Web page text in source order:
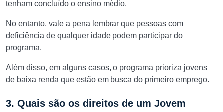
tenham concluído o ensino médio.
No entanto, vale a pena lembrar que pessoas com
deficiência de qualquer idade podem participar do
programa.
Além disso, em alguns casos, o programa prioriza jovens
de baixa renda que estão em busca do primeiro emprego.
3. Quais são os direitos de um Jovem